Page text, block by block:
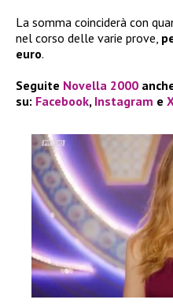
La somma coinciderà con
nel corso delle varie prove,
euro.
Seguite Novella 2000
su: Facebook, Instagram e